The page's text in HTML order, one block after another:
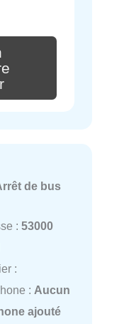
de bus
: 53000
:
: Aucun
ajouté